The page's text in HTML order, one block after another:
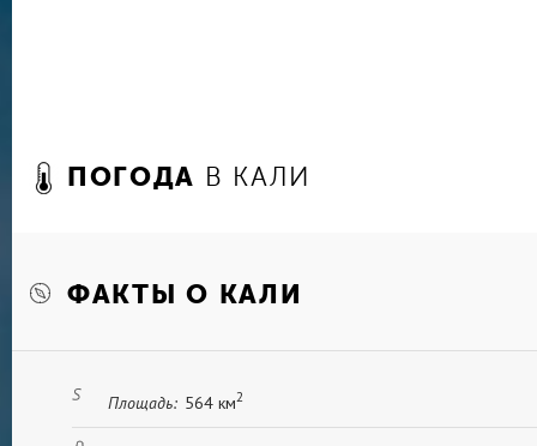
пригородах. Во многих из них сегодня
и растительный мир Южной Америки.
И конечно, впечатление о городе и стране
ресторанов, в которых можно оценить
ПОГОДА В КАЛИ
ФАКТЫ О КАЛИ
Площадь: 564 км2